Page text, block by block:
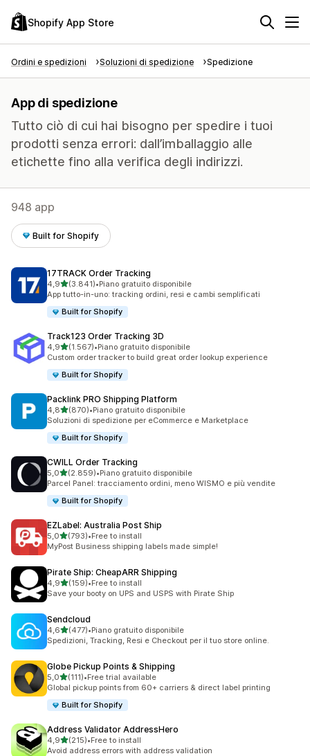
Shopify App Store
Ordini e spedizioni Soluzioni di spedizione Spedizione
App di spedizione
Tutto ciò di cui hai bisogno per spedire i tuoi
prodotti senza errori: dall’imballaggio alle
etichette fino alla verifica degli indirizzi.
948 app
Built for Shopify
17TRACK Order Tracking
4,9stelle su 5
(3.841)
3841 recensioni totali
•Piano gratuito disponibile
App tutto-in-uno: tracking ordini, resi e cambi semplificati
Built for Shopify
Track123 Order Tracking 3D
4,9stelle su 5
(1.567)
1567 recensioni totali
•Piano gratuito disponibile
Custom order tracker to build great order lookup experience
Built for Shopify
Packlink PRO Shipping Platform
4,8stelle su 5
(870)
870 recensioni totali
•Piano gratuito disponibile
Soluzioni di spedizione per eCommerce e Marketplace
Built for Shopify
CWILL Order Tracking
5,0stelle su 5
(2.859)
2859 recensioni totali
•Piano gratuito disponibile
Parcel Panel: tracciamento ordini, meno WISMO e più vendite
Built for Shopify
EZLabel: Australia Post Ship
5,0stelle su 5
(793)
793 recensioni totali
•Free to install
MyPost Business shipping labels made simple!
Pirate Ship: CheapARR Shipping
4,9stelle su 5
(159)
159 recensioni totali
•Free to install
Save your booty on UPS and USPS with Pirate Ship
Sendcloud
4,6stelle su 5
(477)
477 recensioni totali
•Piano gratuito disponibile
Spedizioni, Tracking, Resi e Checkout per il tuo store online.
Globe Pickup Points & Shipping
5,0stelle su 5
(111)
111 recensioni totali
•Free trial available
Global pickup points from 60+ carriers & direct label printing
Built for Shopify
Address Validator AddressHero
4,9stelle su 5
(215)
215 recensioni totali
•Free to install
Avoid address errors with address validation